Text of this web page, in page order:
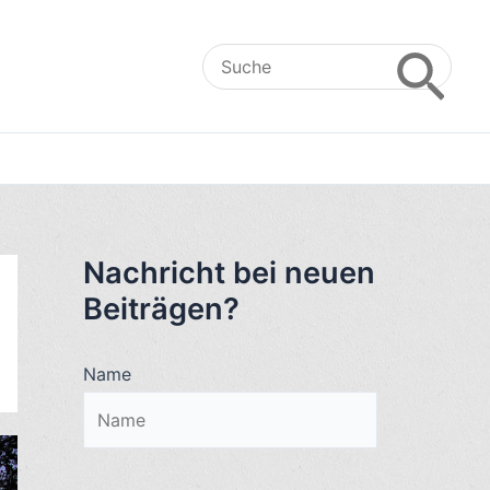
Search
Nachricht bei neuen
Beiträgen?
Name